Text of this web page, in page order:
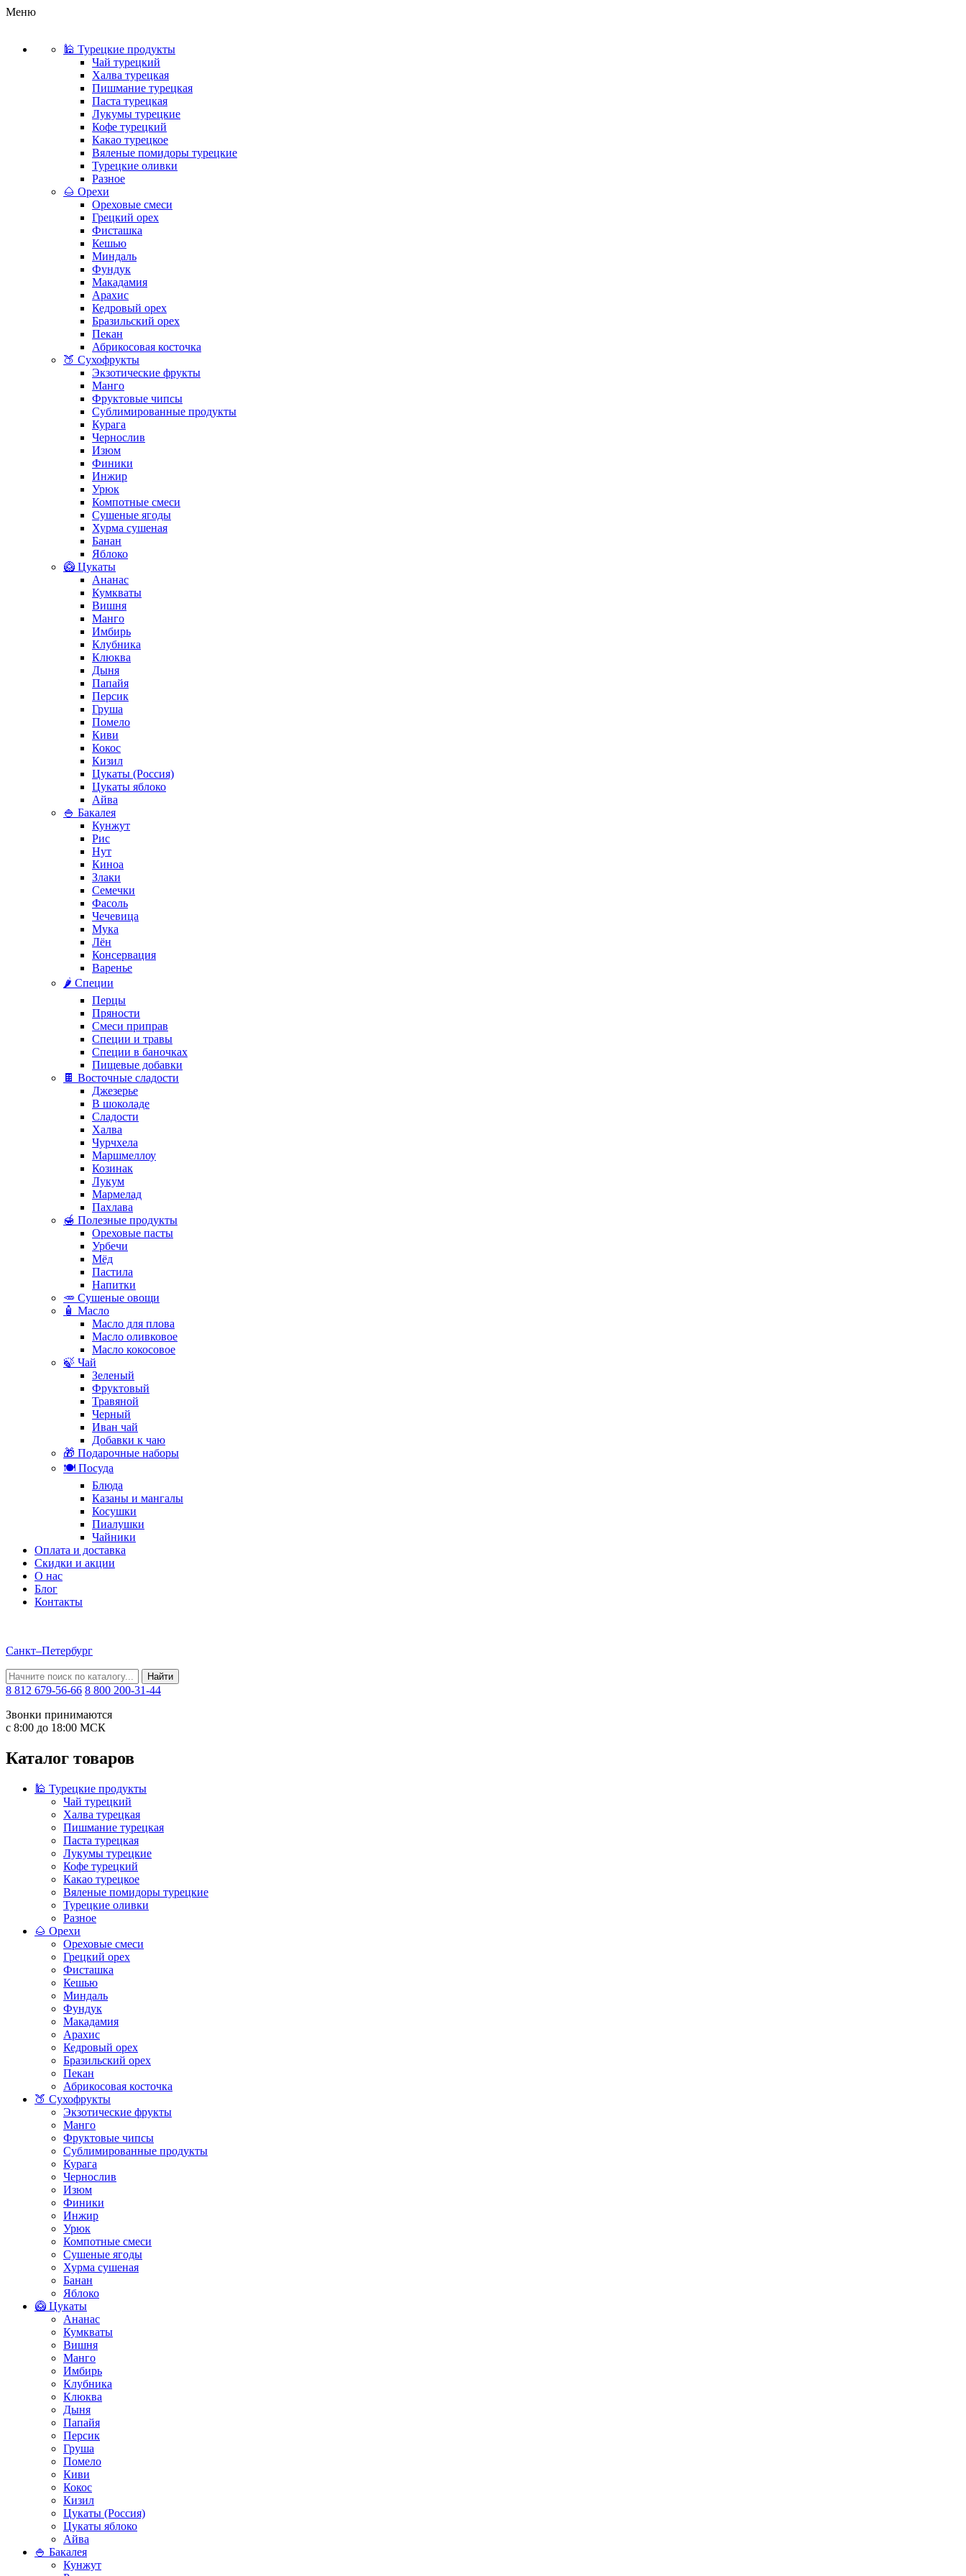
Меню
🕌 Турецкие продукты
Чай турецкий
Халва турецкая
Пишмание турецкая
Паста турецкая
Лукумы турецкие
Кофе турецкий
Какао турецкое
Вяленые помидоры турецкие
Турецкие оливки
Разное
🌰 Орехи
Ореховые смеси
Грецкий орех
Фисташка
Кешью
Миндаль
Фундук
Макадамия
Арахис
Кедровый орех
Бразильский орех
Пекан
Абрикосовая косточка
🍑 Сухофрукты
Экзотические фрукты
Манго
Фруктовые чипсы
Сублимированные продукты
Курага
Чернослив
Изюм
Финики
Инжир
Урюк
Компотные смеси
Сушеные ягоды
Хурма сушеная
Банан
Яблоко
🥝 Цукаты
Ананас
Кумкваты
Вишня
Манго
Имбирь
Клубника
Клюква
Дыня
Папайя
Персик
Груша
Помело
Киви
Кокос
Кизил
Цукаты (Россия)
Цукаты яблоко
Айва
🍚 Бакалея
Кунжут
Рис
Нут
Киноа
Злаки
Семечки
Фасоль
Чечевица
Мука
Лён
Консервация
Варенье
🌶️ Специи
Перцы
Пряности
Смеси приправ
Специи и травы
Специи в баночках
Пищевые добавки
🍫 Восточные сладости
Джезерье
В шоколаде
Сладости
Халва
Чурчхела
Маршмеллоу
Козинак
Лукум
Мармелад
Пахлава
🍯 Полезные продукты
Ореховые пасты
Урбечи
Мёд
Пастила
Напитки
🥕 Сушеные овощи
🧴 Масло
Масло для плова
Масло оливковое
Масло кокосовое
🍃 Чай
Зеленый
Фруктовый
Травяной
Черный
Иван чай
Добавки к чаю
🎁 Подарочные наборы
🍽️ Посуда
Блюда
Казаны и мангалы
Косушки
Пиалушки
Чайники
Оплата и доставка
Скидки и акции
О нас
Блог
Контакты
Санкт–Петербург
Найти
8 812 679-56-66 8 800 200-31-44
Звонки принимаются
с 8:00 до 18:00 МСК
Каталог товаров
🕌 Турецкие продукты
Чай турецкий
Халва турецкая
Пишмание турецкая
Паста турецкая
Лукумы турецкие
Кофе турецкий
Какао турецкое
Вяленые помидоры турецкие
Турецкие оливки
Разное
🌰 Орехи
Ореховые смеси
Грецкий орех
Фисташка
Кешью
Миндаль
Фундук
Макадамия
Арахис
Кедровый орех
Бразильский орех
Пекан
Абрикосовая косточка
🍑 Сухофрукты
Экзотические фрукты
Манго
Фруктовые чипсы
Сублимированные продукты
Курага
Чернослив
Изюм
Финики
Инжир
Урюк
Компотные смеси
Сушеные ягоды
Хурма сушеная
Банан
Яблоко
🥝 Цукаты
Ананас
Кумкваты
Вишня
Манго
Имбирь
Клубника
Клюква
Дыня
Папайя
Персик
Груша
Помело
Киви
Кокос
Кизил
Цукаты (Россия)
Цукаты яблоко
Айва
🍚 Бакалея
Кунжут